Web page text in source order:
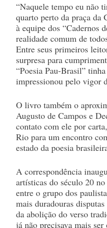
“Naquele tempo eu não
quarto perto da praça da
à equipe dos “Cadernos
realidade comum de
Entre seus primeiros
surpresa para
“Poesia Pau-Brasil”
impressionou pelo vigor
O livro também o
Augusto de Campos e
contato com ele por
Rio para um encontro
estado da poesia
A correspondência
artísticas do século 20
entre o grupo dos
mais duradouras
da abolição do verso
já não precisava mais